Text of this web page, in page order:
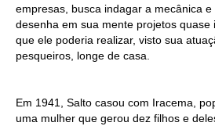
empresas, busca indagar a mecânica
desenha em sua mente projetos
que ele poderia realizar, visto sua
pesqueiros, longe de casa.
Em 1941, Salto casou com Iracema,
uma mulher que gerou dez filhos e